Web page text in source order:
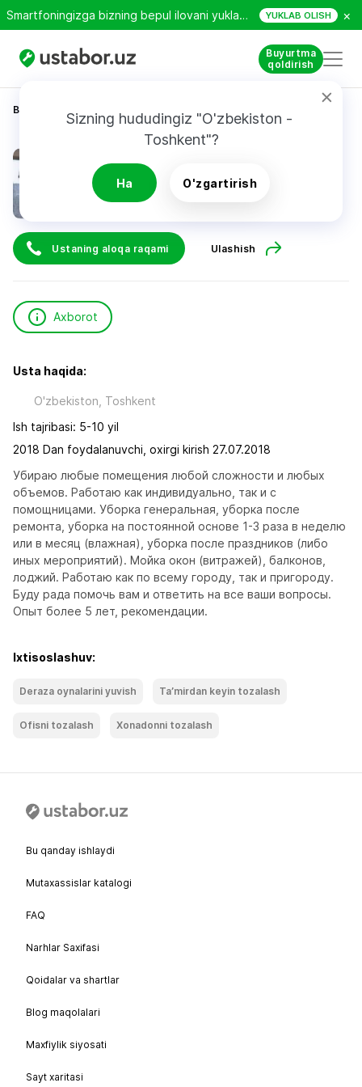
Smartfoningizga bizning bepul ilovani yuklab oling! YUKLAB OLISH ×
Buyurtma
qoldirish
Sizning hududingiz "O'zbekiston -
Toshkent"?
Ha O'zgartirish
Bosh sahifa
Ustaning aloqa raqami Ulashish
Axborot
Usta haqida:
O'zbekiston, Toshkent
Ish tajribasi: 5-10 yil
2018 Dan foydalanuvchi, oxirgi kirish 27.07.2018
Убираю любые помещения любой сложности и любых
объемов. Работаю как индивидуально, так и с
помощницами. Уборка генеральная, уборка после
ремонта, уборка на постоянной основе 1-3 раза в неделю
или в месяц (влажная), уборка после праздников (либо
иных мероприятий). Мойка окон (витражей), балконов,
лоджий. Работаю как по всему городу, так и пригороду.
Буду рада помочь вам и ответить на все ваши вопросы.
Опыт более 5 лет, рекомендации.
Ixtisoslashuv:
Deraza oynalarini yuvish Taʼmirdan keyin tozalash
Ofisni tozalash Xonadonni tozalash
Bu qanday ishlaydi
Mutaxassislar katalogi
FAQ
Narhlar Saxifasi
Qoidalar va shartlar
Blog maqolalari
Maxfiylik siyosati
Sayt xaritasi